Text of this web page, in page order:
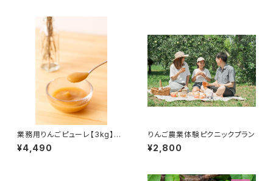
業務用りんごピューレ【3kg】葉
とらずりんご 100% ピューレ 長
野県産#NKP00030
¥4,490
りんご農業体験ピクニックプラン
¥2,800